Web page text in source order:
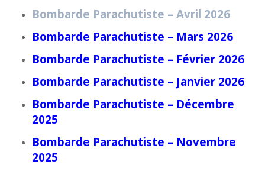
Bombarde Parachutiste – Avril 2026
Bombarde Parachutiste – Mars 2026
Bombarde Parachutiste – Février 2026
Bombarde Parachutiste – Janvier 2026
Bombarde Parachutiste – Décembre
2025
Bombarde Parachutiste – Novembre
2025